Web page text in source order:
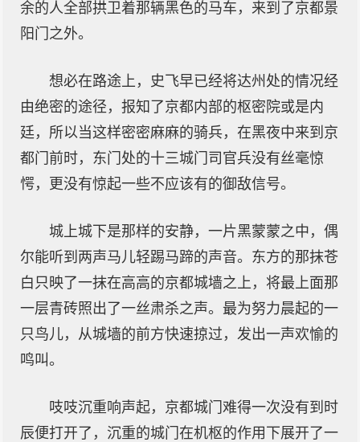
余的人全部拱卫着那辆黑色的马车，来到了京都景
阳门之外。
想必在路途上，史飞早已经将达州处的情况经
由绝密的途径，报知了京都内部的枢密院或是内
廷，所以当这样密密麻麻的骑兵，在黑夜中来到京
都门前时，东门处的十三城门司官兵没有丝毫惊
愕，更没有惊起一些不应该有的御敌信号。
城上城下是那样的安静，一片黑蒙蒙之中，偶
尔能听到两声马儿轻踢马蹄的声音。东方的那抹苍
白只映了一抹在高高的京都城墙之上，将最上面那
一层青砖照出了一丝肃杀之声。最为努力晨起的一
只鸟儿，从城墙的前方快速掠过，发出一声欢愉的
鸣叫。
吱吱沉重响声起，京都城门难得一次没有到时
辰便打开了，沉重的城门在机枢的作用下展开了一